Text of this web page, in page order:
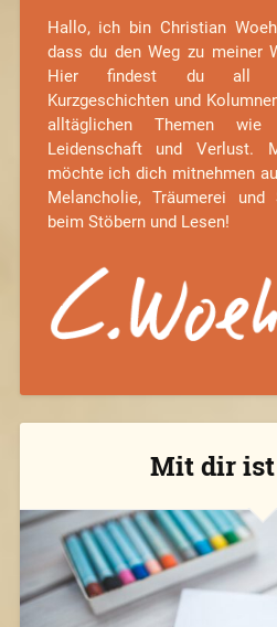
Hallo, ich bin Christian
dass du den Weg zu meiner
Hier findest du all
Kurzgeschichten und
alltäglichen Themen wie
Leidenschaft und Verlust.
möchte ich dich mitnehmen
Melancholie, Träumerei
beim Stöbern und Lesen!
Mit dir